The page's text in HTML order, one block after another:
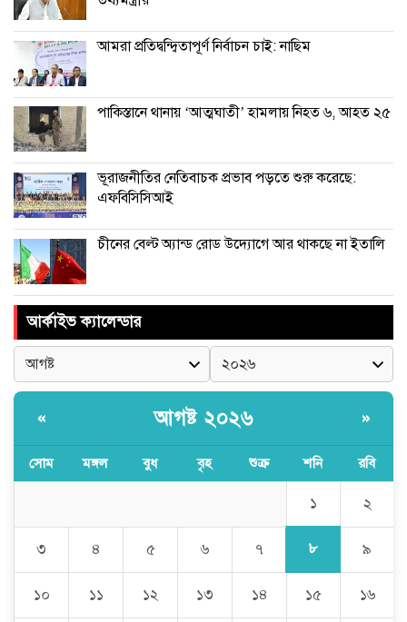
আমরা প্রতিদ্বন্দ্বিতাপূর্ণ নির্বাচন চাই: না‌ছিম
পাকিস্তানে থানায় ‘আত্মঘাতী’ হামলায় নিহত ৬, আহত ২৫
ভূরাজনীতির নেতিবাচক প্রভাব পড়তে শুরু করেছে:
এফবিসিসিআই
চীনের বেল্ট অ্যান্ড রোড উদ্যোগে আর থাকছে না ইতালি
আর্কাইভ ক্যালেন্ডার
« আগষ্ট ২০২৬ »
সোম মঙ্গল বুধ বৃহ শুক্র শনি রবি
১ ২
৩ ৪ ৫ ৬ ৭ ৮ ৯
১০ ১১ ১২ ১৩ ১৪ ১৫ ১৬